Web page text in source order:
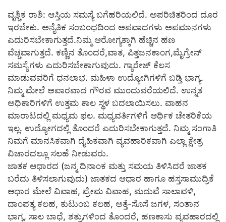
ವೃಶ್ಚಿಕ ರಾಶಿ: ಆಸ್ತಿಯ ಸಮಸ್ಯೆ ಬಗೆಹರಿಯಲಿದೆ. ಅಪರಿಚಿತರಿಂದ ದೂರ
ಇರಬೇಕು. ಅನೈತಿಕ ಸಂಬಂಧದಿಂದ ಅಪವಾದಗಳು ಅಪಮಾನಗಳು
ಎದುರಿಸಬೇಕಾಗುತ್ತದೆ.ನಿಮ್ಮ ಆರೋಗ್ಯಕ್ಕಾಗಿ ಹೆಚ್ಚಿನ ಹಣ
ವೆಚ್ಚವಾಗುತ್ತದೆ. ಕಣ್ಣಿನ ತೊಂದರೆ,ವಾತ, ಪಿತ್ತಜನಕಾಂಗ,ಮೈಗ್ರೇನ್
ಸಮಸ್ಯೆಗಳು ಎದುರಿಸಬೇಕಾಗುವುದು. ಗ್ಯಾರೇಜ್ ಕೆಲಸ
ಮಾಡುವವರಿಗೆ ಧನಲಾಭ. ಮಹಿಳಾ ಉದ್ಯೋಗಿಗಳಿಗೆ ಬಡ್ತಿ ಭಾಗ್ಯ.
ನಿಮ್ಮ ಮೇಲೆ ಅಪಾರವಾದ ಗೌರವ ಮುಂದುವರೆಯಲಿದೆ. ಉನ್ನತ
ಅಧಿಕಾರಿಗಳಿಗೆ ಉತ್ತಮ ಕಾಲ ಸ್ಥಳ ಬದಲಾಯಿಸಲು. ವಾಹನ
ಮಾರಾಟದಲ್ಲಿ ಮಧ್ಯಮ ಫಲ. ಮಧ್ಯವರ್ತಿಗಳಿಗೆ ಆರ್ಥಿಕ ಚೇತರಿಕೆಯ
ಇಲ್ಲ. ಉದ್ಯೋಗದಲ್ಲಿ ತೊಂದರೆ ಎದುರಿಸಬೇಕಾಗುತ್ತದೆ. ನಿಮ್ಮ ಸಂಗಾತಿ
ನಿಮಗೆ ಮಾನಸಿಕವಾಗಿ ದೈಹಿಕವಾಗಿ ವ್ಯವಹಾರಿಕವಾಗಿ ಎಲ್ಲಾ ಕ್ಷೇತ್ರ
ವಿಚಾರದಲ್ಲೂ ಸಲಹೆ ನೀಡುವರು.
ಜಾತಕ ಆಧಾರದ (ಜನ್ಮ ದಿನಾಂಕ ಮತ್ತು ಸಮಯ ತಿಳಿಸಿದರೆ ಜಾತಕ
ಬರೆದು ತಿಳಿಸಲಾಗುವುದು) ಜಾತಕದ ಆಧಾರ ಹಾಗೂ ಹಸ್ತಸಾಮುದ್ರಿಕೆ
ಆಧಾರ ಮೇಲೆ ವಿವಾಹ, ಪ್ರೇಮ ವಿವಾಹ, ಮದುವೆ ಸಾಲಾವಳಿ,
ದಾಂಪತ್ಯ ಕಲಹ, ಕುಟುಂಬ ಕಲಹ, ಅತ್ತೆ-ಸೊಸೆ ಜಗಳ, ಸಂತಾನ
ಭಾಗ್ಯ, ಸಾಲ ಬಾಧೆ, ಶತ್ರುಗಳಿಂದ ತೊಂದರೆ, ಹಣಕಾಸು ವ್ಯವಹಾರದಲ್ಲಿ